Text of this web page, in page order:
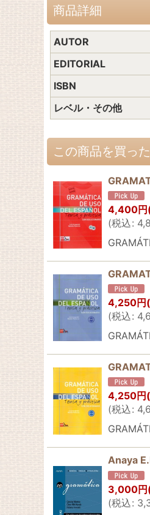
商品詳細
AUTOR
EDITORIAL
ISBN
レベル・その他
この商品を買っ
4,400円
(税込:
4,250円
(税込:
4,250円
(税込:
Anaya
3,000円
(税込: